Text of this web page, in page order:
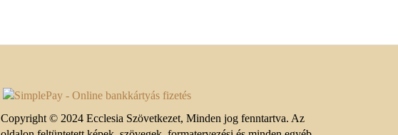
Copyright © 2024 Ecclesia Szövetkezet, Minden jog fenntartva. Az